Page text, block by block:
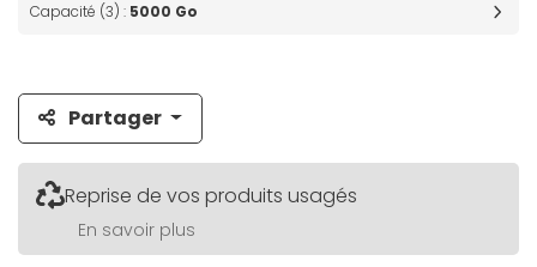
Capacité (3) : 5000 Go
Partager
Reprise de vos produits usagés
En savoir plus